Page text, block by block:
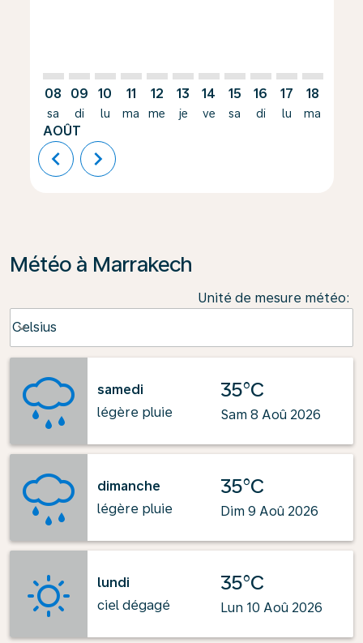
08
sa
AOÛT
09
di
10
lu
11
ma
12
me
13
je
14
ve
15
sa
16
di
17
lu
18
ma
chevron_left chevron_right
Météo à Marrakech
Unité de mesure météo:
Celsius
keyboard_arrow_down
samedi
légère pluie
35°C
Sam 8 Aoû 2026
dimanche
légère pluie
35°C
Dim 9 Aoû 2026
lundi
ciel dégagé
35°C
Lun 10 Aoû 2026